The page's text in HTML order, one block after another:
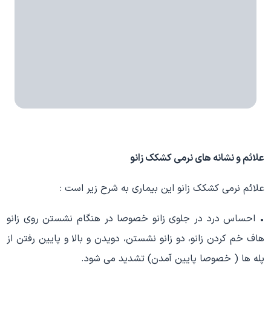
علائم و نشانه هاینرمی کشکک زانو
علائم نرمی کشکک زانو این بیماری به شرح زیر است :
• احساس درد در جلوی زانو خصوصا در هنگام نشستن روی زانو
هاف خم کردن زانو، دو زانو نشستن، دویدن و بالا و پایین رفتن از
پله ها ( خصوصا پایین آمدن) تشدید می شود.